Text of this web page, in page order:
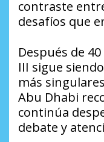
contraste
desafíos que
Después de
III sigue
más
Abu Dhabi
continúa
debate y